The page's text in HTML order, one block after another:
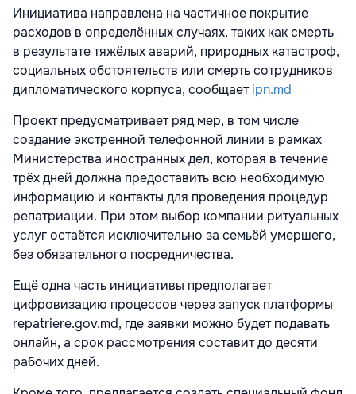
Инициатива направлена на частичное покрытие
расходов в определённых случаях, таких как смерть
в результате тяжёлых аварий, природных катастроф,
социальных обстоятельств или смерть сотрудников
дипломатического корпуса, сообщаетipn.md
Проект предусматривает ряд мер, в том числе
создание экстренной телефонной линии в рамках
Министерства иностранных дел, которая в течение
трёх дней должна предоставить всю необходимую
информацию и контакты для проведения процедур
репатриации. При этом выбор компании ритуальных
услуг остаётся исключительно за семьёй умершего,
без обязательного посредничества.
Ещё одна часть инициативы предполагает
цифровизацию процессов через запуск платформы
repatriere.gov.md, где заявки можно будет подавать
онлайн, а срок рассмотрения составит до десяти
рабочих дней.